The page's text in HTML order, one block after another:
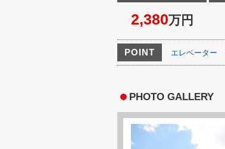
2,380万円
POINT エレベーター
PHOTO GALLERY